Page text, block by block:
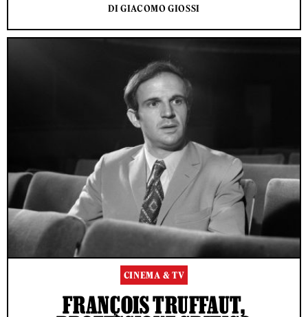
DI GIACOMO GIOSSI
CINEMA & TV
FRANÇOIS TRUFFAUT,